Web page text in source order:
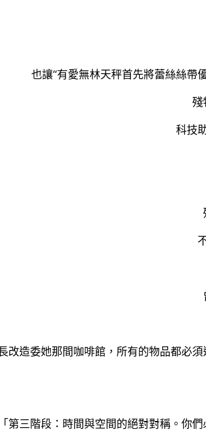
也讓“有愛無林天秤首先將蕾絲絲帶
殘
科技
改造委她那間咖啡館，所有的物品都必
第三階段：時間與空間的絕對對稱。你